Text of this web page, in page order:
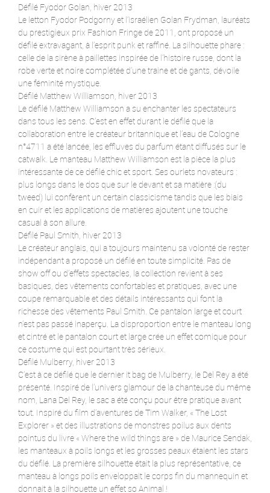
Défilé Fyodor Golan, hiver 2013
Le letton Fyodor Podgorny et l’israélien Golan Frydman, lauréats
du prestigieux prix Fashion Fringe de 2011, ont proposé un
défilé extravagant, à l’esprit punk et raffiné. La silhouette phare :
celle de la sirène à paillettes inspirée de l’histoire russe, dont la
robe verte et noire complétée d’une traine et de gants, dévoile
une féminité mystique.
Défilé Matthew Williamson, hiver 2013
Le défilé Matthew Williamson a su enchanter les spectateurs
dans tous les sens. C’est en effet durant le défilé que la
collaboration entre le créateur britannique et l’eau de Cologne
n°4711 a été lancée, les effluves du parfum étant diffusés sur le
catwalk. Le manteau Matthew Williamson est la pièce la plus
intéressante de ce défilé chic et sport. Ses ourlets novateurs :
plus longs dans le dos que sur le devant et sa matière :(du
tweed) lui confèrent un certain classicisme tandis que les biais
en cuir et les applications de matières ajoutent une touche
casual à son allure.
Défilé Paul Smith, hiver 2013
Le créateur anglais, qui a toujours maintenu sa volonté de rester
indépendant a proposé un défilé en toute simplicité. Pas de
show off ou d’effets spectacles, la collection revient à ses
basiques, des vêtements confortables et pratiques, avec une
coupe remarquable et des détails intéressants qui font la
richesse des vêtements Paul Smith. Ce pantalon large et court
n’est pas passé inaperçu. La disproportion entre le manteau long
et cintré et le pantalon court et large crée un effet comique pour
ce costume qui est pourtant très sérieux.
Défilé Mulberry, hiver 2013
C’est à ce défilé que le dernier it bag de Mulberry, le Del Rey a été
présenté. Inspiré de l’univers glamour de la chanteuse du même
nom, Lana Del Rey, le sac a été conçu pour être pratique avant
tout. Inspiré du film d’aventures de Tim Walker, « The Lost
Explorer » et des illustrations de monstres poilus aux dents
pointus du livre « Where the wild things are » de Maurice Sendak,
les manteaux à poils longs et les grosses peaux étaient les stars
du défilé. La première silhouette était la plus représentative, ce
manteau à longs poils enveloppait le corps fin du mannequin et
donnait à la silhouette un effet so Animal !